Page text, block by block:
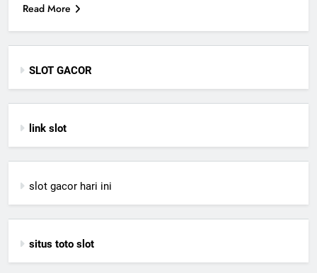
Read More
SLOT GACOR
link slot
slot gacor hari ini
situs toto slot